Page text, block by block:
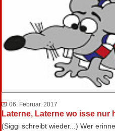
06. Februar. 2017
Laterne, Laterne wo isse nur
(Siggi schreibt wieder...) Wer